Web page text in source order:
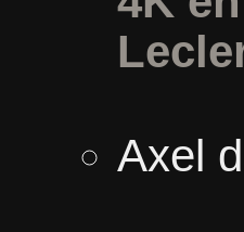
Axel